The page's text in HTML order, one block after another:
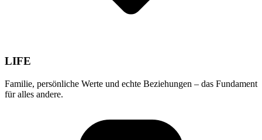
LIFE
Familie, persönliche Werte und echte Beziehungen – das Fundament
für alles andere.